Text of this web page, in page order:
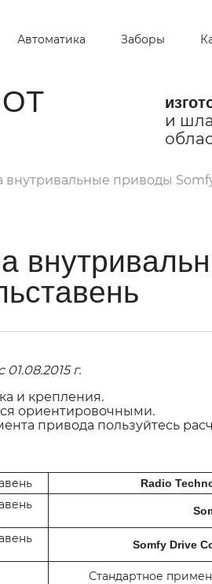
Автоматика Заборы
и
приводы
г.
и крепления.
ориентировочными.
привода пользуйтесь
Radio
Somfy Drive
Стандартное